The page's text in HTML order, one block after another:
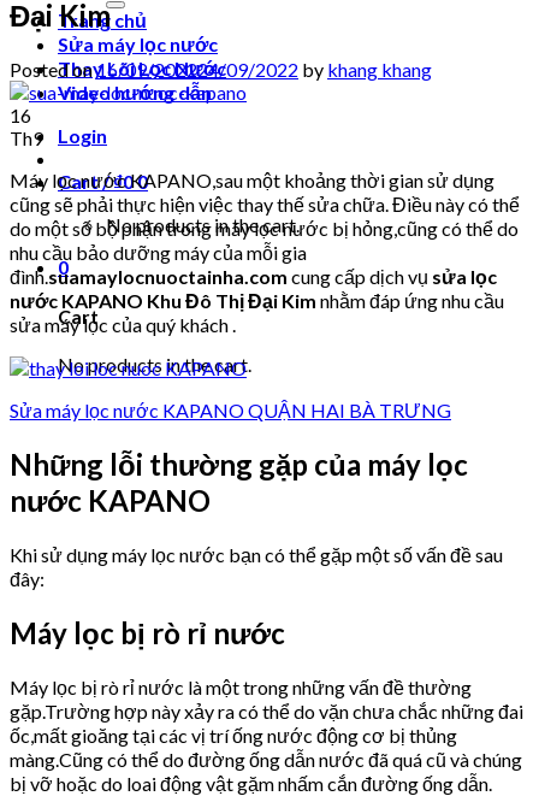
Trang chủ
Sửa máy lọc nước
Thay Lõi Lọc Nước
Video hướng dẫn
Login
Cart /₫00
No products in the cart.
0
Cart
No products in the cart.
Đại Kim
Posted on16/09/202224/09/2022 by khang khang
16
Th9
Máy lọc nước KAPANO,sau một khoảng thời gian sử dụng
cũng sẽ phải thực hiện việc thay thế sửa chữa. Điều này có thể
do một số bộ phận trong máy lọc nước bị hỏng,cũng có thể do
nhu cầu bảo dưỡng máy của mỗi gia
đình.suamaylocnuoctainha.com cung cấp dịch vụ sửa lọc
nước KAPANO Khu Đô Thị Đại Kim nhằm đáp ứng nhu cầu
sửa máy lọc của quý khách .
Sửa máy lọc nước KAPANO QUẬN HAI BÀ TRƯNG
Những lỗi thường gặp của máy lọc
nước KAPANO
Khi sử dụng máy lọc nước bạn có thể gặp một số vấn đề sau
đây:
Máy lọc bị rò rỉ nước
Máy lọc bị rò rỉ nước là một trong những vấn đề thường
gặp.Trường hợp này xảy ra có thể do vặn chưa chắc những đai
ốc,mất gioăng tại các vị trí ống nước động cơ bị thủng
màng.Cũng có thể do đường ống dẫn nước đã quá cũ và chúng
bị vỡ hoặc do loai động vật gặm nhấm cắn đường ống dẫn.